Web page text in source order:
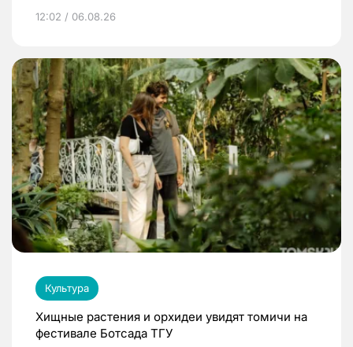
12:02 / 06.08.26
Культура
Хищные растения и орхидеи увидят томичи на
фестивале Ботсада ТГУ